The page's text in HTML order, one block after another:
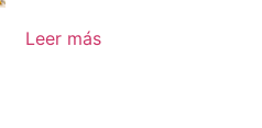
Leer más